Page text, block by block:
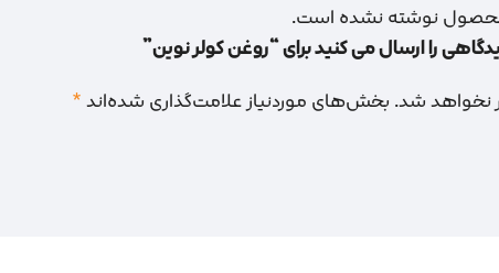
محصول نوشته نشده است.
را ارسال می کنید برای “روغن کولر نوین”
نخواهد شد. بخش‌های موردنیاز علامت‌گذاری شده‌اند*